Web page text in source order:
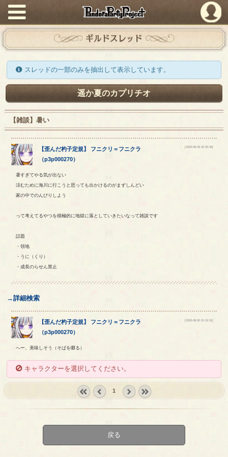
PandoraPartyProject
ギルドスレッド
スレッドの一部のみを抽出して表示しています。
遥か夏のカプリチオ
【雑談】暑い
【歪んだ杓子定規】 フニクリ ＝ フニクラ
（p3p000270）
[2020-08-28 20:35:39]
暑すぎてやる気が出ない
涼むために海川に行こうと思っても出かけるのがまずしんどい
家の中でのんびりしよう
って考えてるやつを積極的に地獄に落としていきたいなって雑談です
話題
・領地
・うに（くり）
・成長のらせん禁止
→詳細検索
【歪んだ杓子定規】 フニクリ ＝ フニクラ
（p3p000270）
[2020-08-30 01:31:51]
へー、美味しそう（そばを啜る）
キャラクターを選択してください。
1
戻る